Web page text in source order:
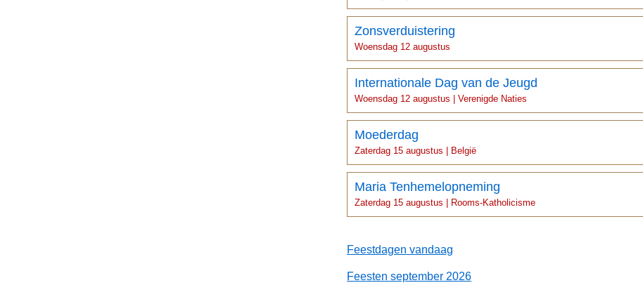
Zonsverduistering
Woensdag 12 augustus
Internationale Dag van de Jeugd
Woensdag 12 augustus | Verenigde Naties
Moederdag
Zaterdag 15 augustus | België
Maria Tenhemelopneming
Zaterdag 15 augustus | Rooms-Katholicisme
Feestdagen vandaag
Feesten september 2026